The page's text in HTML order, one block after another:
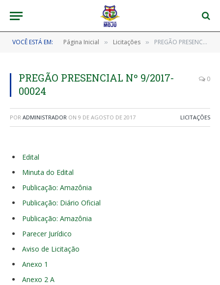
VOCÊ ESTÁ EM: Página Inicial » Licitações » PREGÃO PRESENCIAL Nº 9/2017-00024
PREGÃO PRESENCIAL Nº 9/2017-
00024
0
POR ADMINISTRADOR ON 9 DE AGOSTO DE 2017 LICITAÇÕES
Edital
Minuta do Edital
Publicação: Amazônia
Publicação: Diário Oficial
Publicação: Amazônia
Parecer Jurídico
Aviso de Licitação
Anexo 1
Anexo 2 A